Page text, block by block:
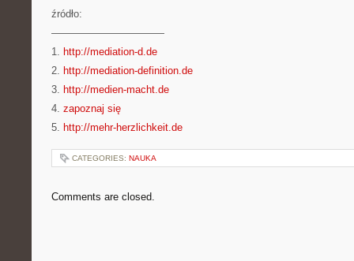
źródło:
———————————
1. http://mediation-d.de
2. http://mediation-definition.de
3. http://medien-macht.de
4. zapoznaj się
5. http://mehr-herzlichkeit.de
CATEGORIES: NAUKA
Comments are closed.